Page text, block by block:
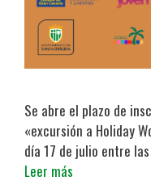
Se abre el plazo de
«excursión a Holiday
día 17 de julio entre
Leer más